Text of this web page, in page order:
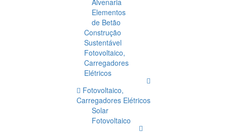
Alvenaria
Elementos
de Betão
Construção
Sustentável
Fotovoltaico,
Carregadores
Elétricos
Fotovoltaico,
Carregadores Elétricos
Solar
Fotovoltaico